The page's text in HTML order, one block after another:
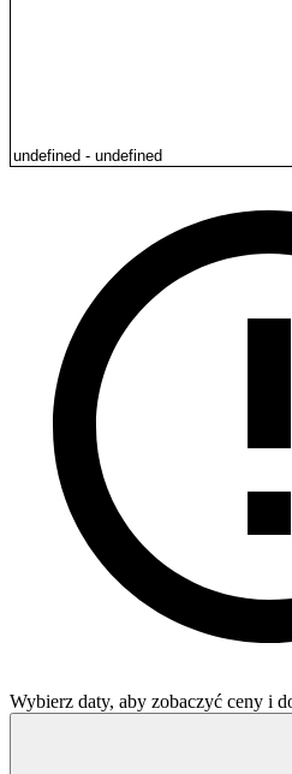
Wybierz daty, aby zobaczyć ceny i